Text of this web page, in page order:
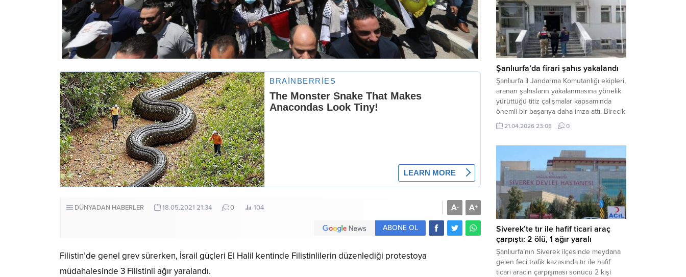
DÜNYADAN HABERLER 18.05.2021 21:34 0 104 A+
A-
ABONE OL
Filistin’de genel grev sürerken, İsrail güçleri El Halil kentinde Filistinlilerin düzenlediği protestoya
müdahalesinde 3 Filistinli ağır yaralandı.
meydana geldi. Edinilen bilgilere göre,
aralarında husumet bulunan iki grup
arasında henüz belirlenemeyen bir...
Şanlıurfa’da firari şahıs yakalandı
Şanlıurfa İl Jandarma Komutanlığı ekipleri,
aranan şahısların yakalanmasına yönelik
yürüttüğü titiz çalışmalar kapsamında
önemli bir başarıya daha imza attı. Birecik
ilçesinde düzenlenen operasyonla,
hakkında kesinleşmiş hapis cezası
teslim edildi. Haber Merkezi – Şanlıurfa
Valiliği İl Basın ve Halkla İlişkiler
Müdürlüğü tarafından yapılan açıklamaya
göre; İl...
21.04.2026 23:08 0
Siverek’te tır ile hafif ticari araç
çarpıştı: 2 ölü, 1 ağır yaralı
Şanlıurfa’nın Siverek ilçesinde meydana
gelen feci trafik kazasında tır ile hafif
ticari aracın çarpışması sonucu 2 kişi